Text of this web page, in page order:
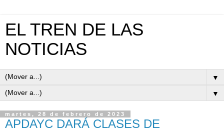
EL TREN DE LAS
NOTICIAS
▼
▼
martes, 28 de febrero de 2023
APDAYC DARÁ CLASES DE